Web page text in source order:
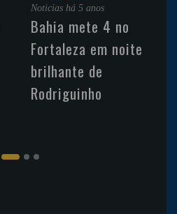
Noticias há 5 anos
Bahia mete 4 no
Fortaleza em noite
brilhante de
Rodriguinho